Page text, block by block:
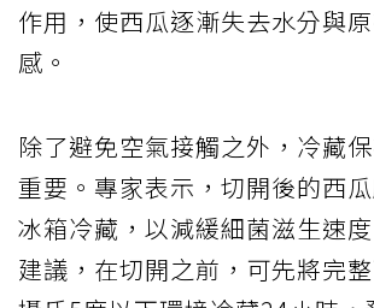
作用，使西瓜逐漸失去水分與
感。
除了避免空氣接觸之外，冷藏
重要。專家表示，切開後的西
冰箱冷藏，以減緩細菌滋生速
建議，在切開之前，可先將完